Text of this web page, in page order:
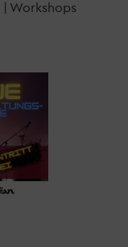
Workshops